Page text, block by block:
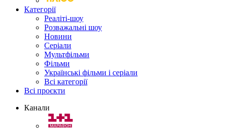
Категорії
Реаліті-шоу
Розважальні шоу
Новини
Серіали
Мультфільми
Фільми
Українські фільми і серіали
Всі категорії
Всі проєкти
Канали